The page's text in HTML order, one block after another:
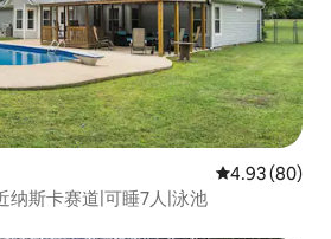
平均评分 4.93
4.93 (80)
纳斯卡赛道|可睡7人|泳池